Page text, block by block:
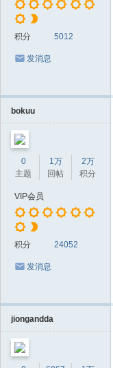
积分 5012
发消息
bokuu
0
主题
1万
回帖
2万
积分
VIP会员
积分 24052
发消息
jiongandda